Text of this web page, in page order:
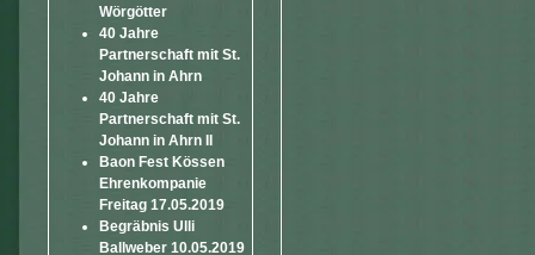
Wörgötter
40 Jahre
Partnerschaft mit St.
Johann in Ahrn
40 Jahre
Partnerschaft mit St.
Johann in Ahrn II
Baon Fest Kössen
Ehrenkompanie
Freitag 17.05.2019
Begräbnis Ulli
Ballweber 10.05.2019